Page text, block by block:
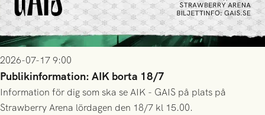
2026-07-17 9:00
Publikinformation: AIK borta 18/7
Information för dig som ska se AIK - GAIS på plats på
Strawberry Arena lördagen den 18/7 kl 15.00.